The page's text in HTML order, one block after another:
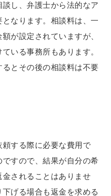
し、弁護士から法的なア
なります。相談料は、一
が設定されていますが、
いる事務所もあります。
とその後の相談料は不要
する際に必要な費用で
すので、結果が自分の希
されることはありませ
げる場合も返金を求める